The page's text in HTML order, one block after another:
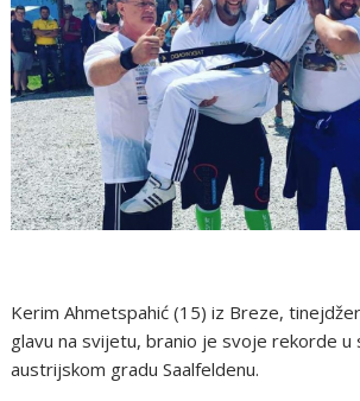
Kerim Ahmetspahić (15) iz Breze,
glavu na svijetu, branio je svoje rekorde u
austrijskom gradu Saalfeldenu.